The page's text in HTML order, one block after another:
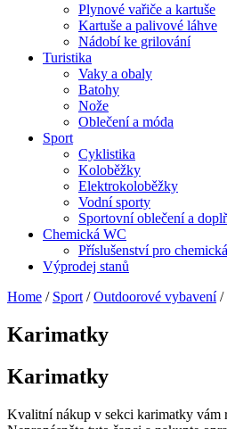
Plynové vařiče a kartuše
Kartuše a palivové láhve
Nádobí ke grilování
Turistika
Vaky a obaly
Batohy
Nože
Oblečení a móda
Sport
Cyklistika
Koloběžky
Elektrokoloběžky
Vodní sporty
Sportovní oblečení a
Chemická WC
Příslušenství pro
Výprodej stanů
Home / Sport /Outdoorové vybavení/
Karimatky
Karimatky
Kvalitní nákup v sekci karimatky vám